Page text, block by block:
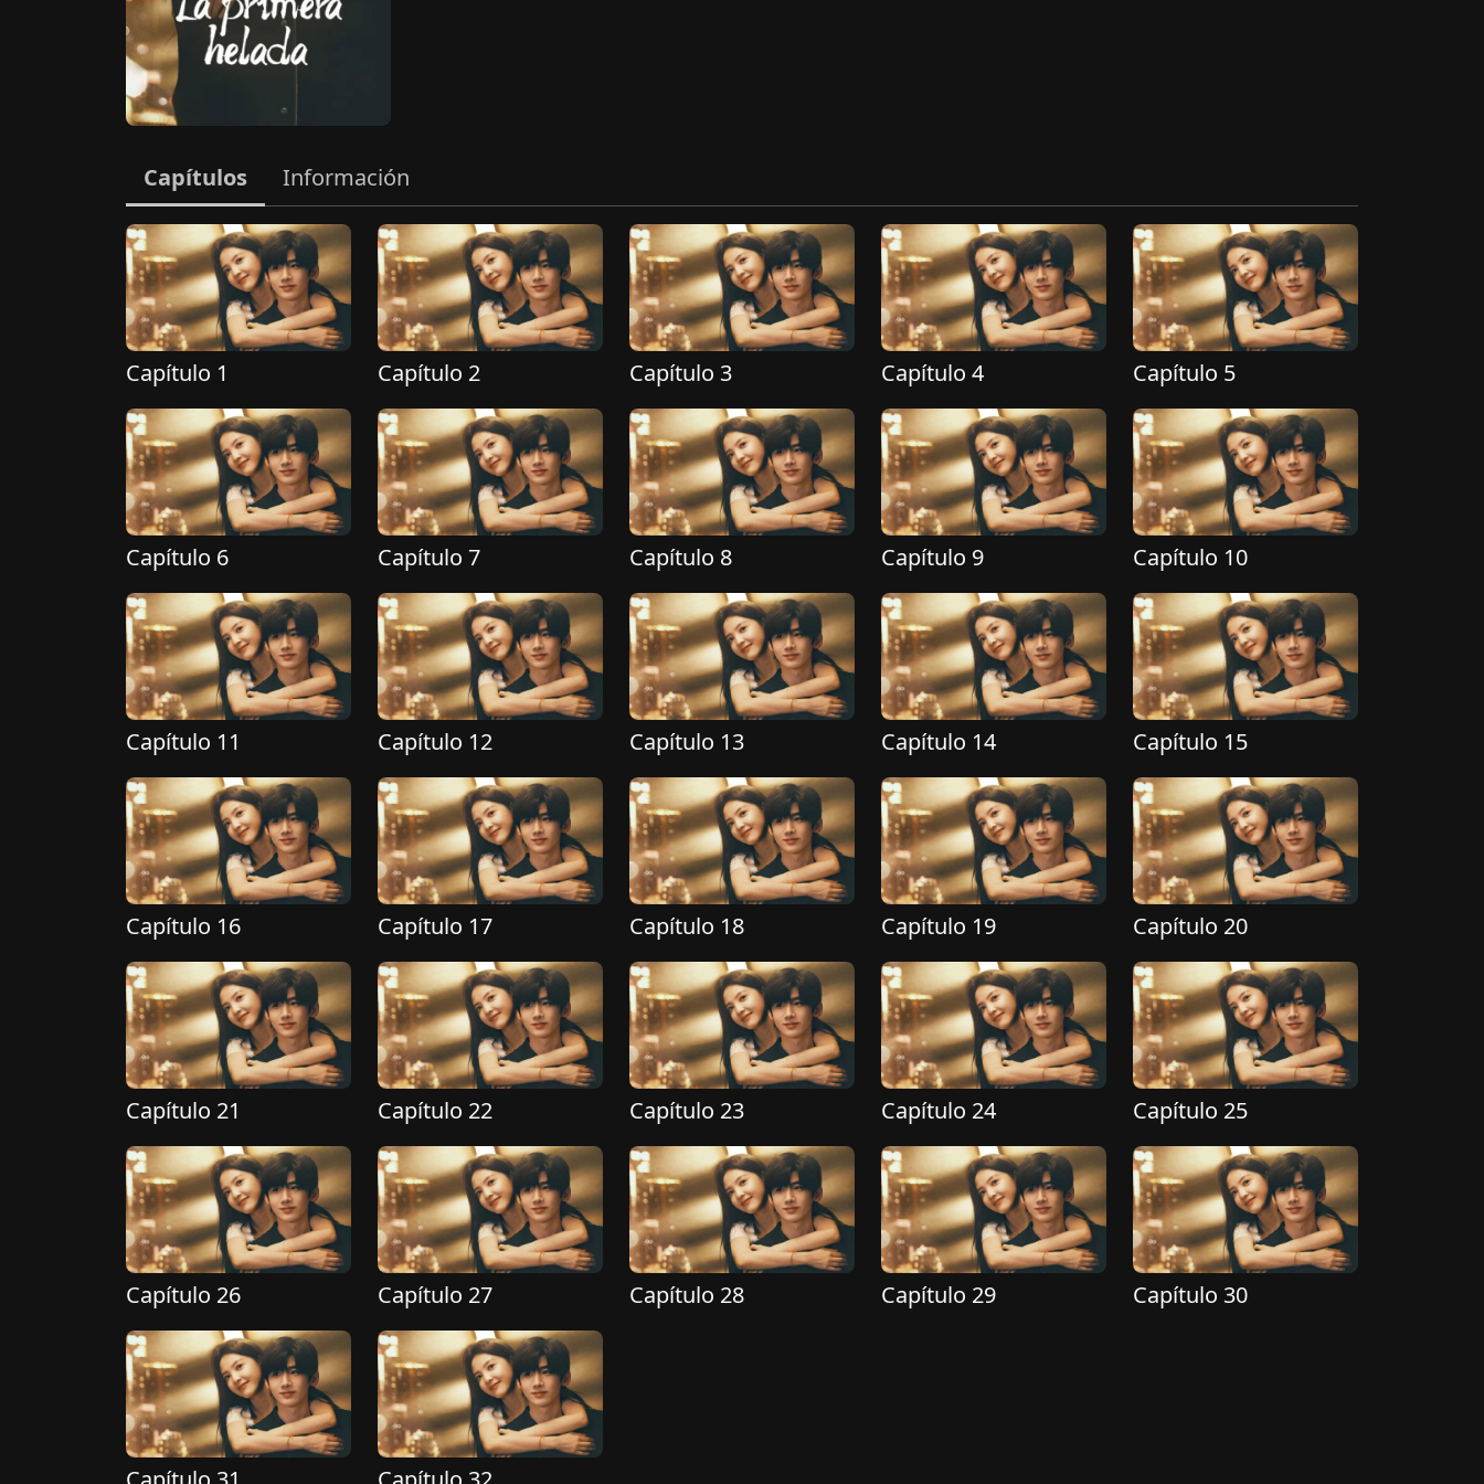
Capítulos Información
Capítulo 1 Capítulo 2 Capítulo 3 Capítulo 4 Capítulo 5
Capítulo 6 Capítulo 7 Capítulo 8 Capítulo 9 Capítulo 10
Capítulo 11 Capítulo 12 Capítulo 13 Capítulo 14 Capítulo 15
Capítulo 16 Capítulo 17 Capítulo 18 Capítulo 19 Capítulo 20
Capítulo 21 Capítulo 22 Capítulo 23 Capítulo 24 Capítulo 25
Capítulo 26 Capítulo 27 Capítulo 28 Capítulo 29 Capítulo 30